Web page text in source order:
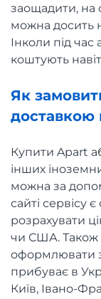
заощадити, на
можна досить
Інколи під час
коштують
Як
доставкою
Купити Apart
інших
можна за
сайті сервісу
розрахувати
чи США. Також
оформлювати
прибуває в
Київ, Івано-